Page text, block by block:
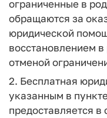
ограниченные в
обращаются за
юридической
восстановлением
отменой
2. Бесплатная
указанным в
предоставляется